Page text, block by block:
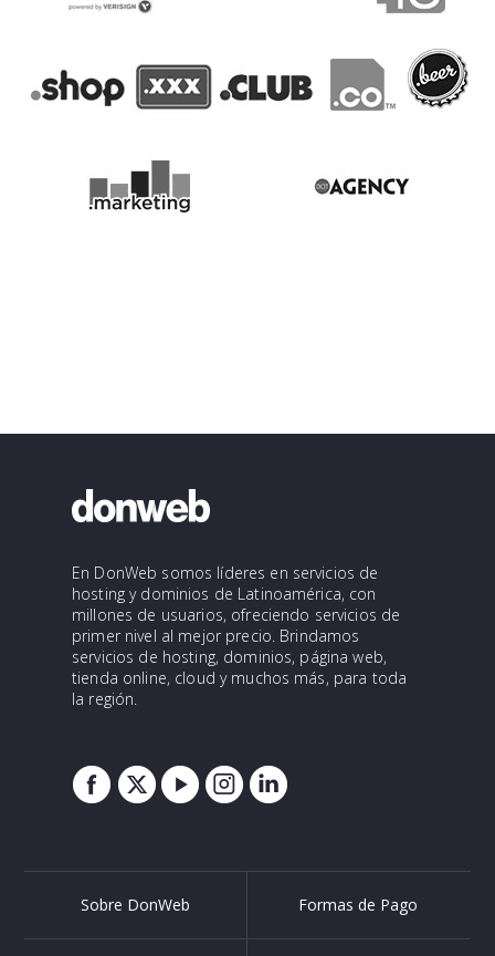
En DonWeb somos líderes en servicios de
hosting y dominios de Latinoamérica, con
millones de usuarios, ofreciendo servicios de
primer nivel al mejor precio. Brindamos
servicios de hosting, dominios, página web,
tienda online, cloud y muchos más, para toda
la región.
Sobre DonWeb Formas de Pago